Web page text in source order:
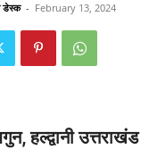
डेस्क - February 13, 2024
हल्द्वानी उत्तराखंड